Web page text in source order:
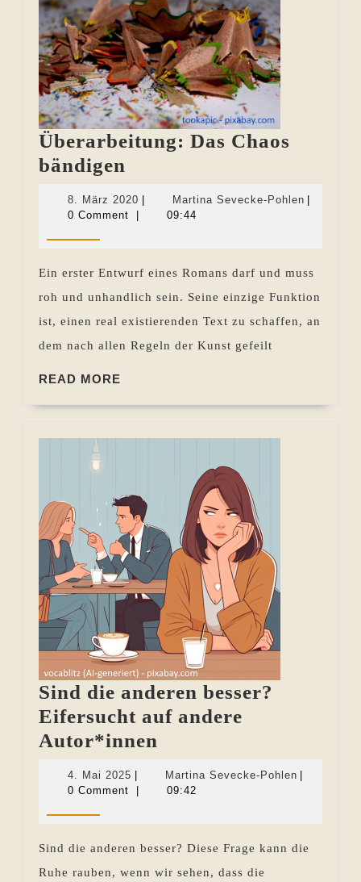
Überarbeitung: Das Chaos
bändigen
Chaos
8. März 2020 8.
März
Martina Sevecke-Pohlen Martina
0 Comment
09:44
Ein erster Entwurf eines Romans darf und muss
roh und unhandlich sein. Seine einzige Funktion
ist, einen real existierenden Text zu schaffen, an
dem nach allen Regeln der Kunst gefeilt
READ MORE
Sind die anderen besser?
Eifersucht auf andere
Autor*innen
anderen
4. Mai 2025 4.
Mai
Martina Sevecke-Pohlen Martina
0 Comment
09:42
Sind die anderen besser? Diese Frage kann die
Ruhe rauben, wenn wir sehen, dass die